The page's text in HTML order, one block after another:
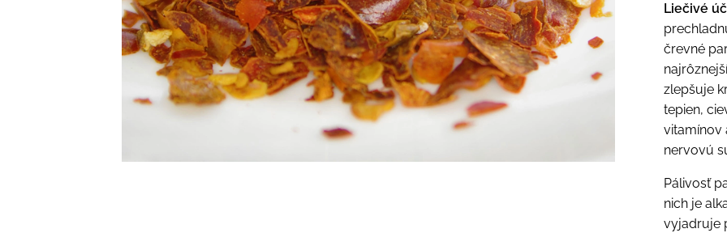
Liečivé
črevné
zlepšuje
tepien,
vitamínov
nervovú
Pálivosť
nich je
vyjadruje